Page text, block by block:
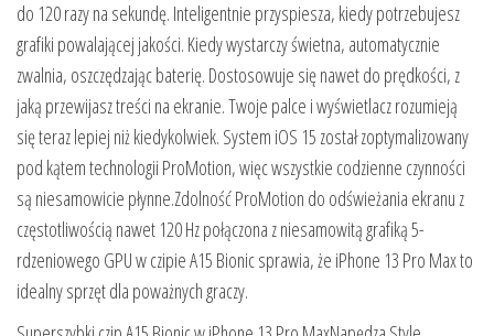
do 120 razy na sekundę. Inteligentnie przyspiesza, kiedy potrzebujesz
grafiki powalającej jakości. Kiedy wystarczy świetna, automatycznie
zwalnia, oszczędzając baterię. Dostosowuje się nawet do prędkości, z
jaką przewijasz treści na ekranie. Twoje palce i wyświetlacz rozumieją
się teraz lepiej niż kiedykolwiek. System iOS 15 został zoptymalizowany
pod kątem technologii ProMotion, więc wszystkie codzienne czynności
są niesamowicie płynne.Zdolność ProMotion do odświeżania ekranu z
częstotliwością nawet 120 Hz połączona z niesamowitą grafiką 5-
rdzeniowego GPU w czipie A15 Bionic sprawia, że iPhone 13 Pro Max to
idealny sprzęt dla poważnych graczy.